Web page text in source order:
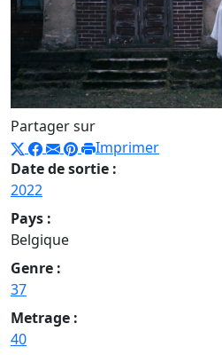
Partager sur
Imprimer
Date de sortie :
2022
Pays :
Belgique
Genre :
37
Metrage :
40